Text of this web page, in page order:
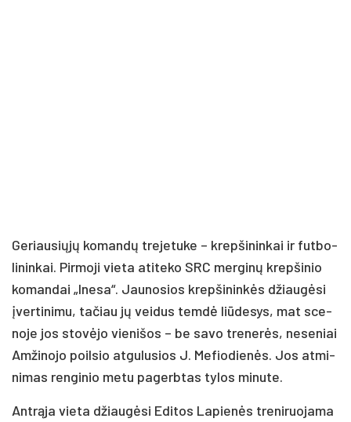
Ge­riau­sių­jų ko­man­dų tre­je­tu­ke – krep­ši­nin­kai ir fut­bo­
li­nin­kai. Pir­mo­ji vie­ta ati­te­ko SRC mer­gi­nų krep­ši­nio
ko­man­dai „Ine­sa“. Jau­no­sios krep­ši­nin­kės džiau­gė­si
įver­ti­ni­mu, ta­čiau jų vei­dus tem­dė liū­de­sys, mat sce­
no­je jos sto­vė­jo vie­ni­šos – be sa­vo tre­ne­rės, ne­se­niai
Am­ži­no­jo poil­sio at­gu­lu­sios J. Me­fio­die­nės. Jos at­mi­
ni­mas ren­gi­nio me­tu pa­gerb­tas ty­los mi­nu­te.
Ant­rą­ja vie­ta džiau­gė­si Edi­tos La­pie­nės tre­ni­ruo­ja­ma